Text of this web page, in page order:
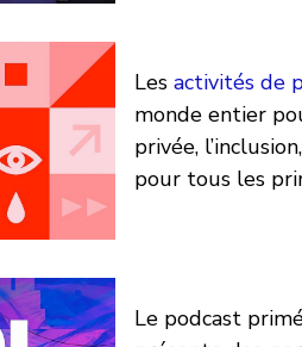
Les activités de
monde entier
privée,
pour tous les
Le podcast